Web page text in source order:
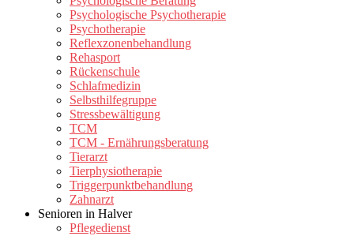
Psychologische Psychotherapie
Psychotherapie
Reflexzonenbehandlung
Rehasport
Rückenschule
Schlafmedizin
Selbsthilfegruppe
Stressbewältigung
TCM
TCM - Ernährungsberatung
Tierarzt
Tierphysiotherapie
Triggerpunktbehandlung
Zahnarzt
Senioren in Halver
Pflegedienst